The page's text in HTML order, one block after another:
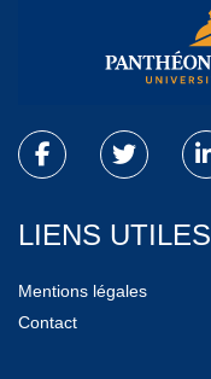
LIENS UTILES
Mentions légales
Contact